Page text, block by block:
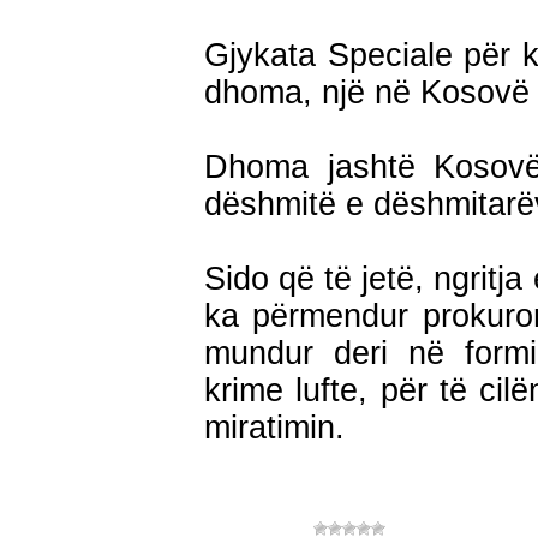
Gjykata Speciale për
dhoma, një në
Dhoma jashtë
dëshmitë e
Sido që të jetë,
ka përmendur
mundur deri në
krime lufte, për të
miratimin.